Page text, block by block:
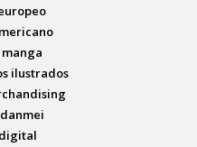
ilustrados